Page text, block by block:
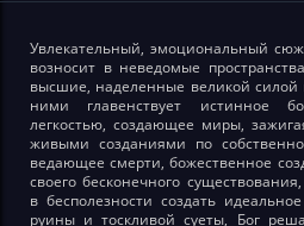
Увлекательный, эмоциональный
возносит в неведомые
высшие, наделенные великой
ними главенствует истинное
легкостью, создающее миры,
живыми созданиями по
ведающее смерти, божественное
своего бесконечного
в бесполезности создать
руины и тоскливой суеты, Бог